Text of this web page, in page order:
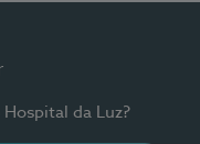
da Luz?